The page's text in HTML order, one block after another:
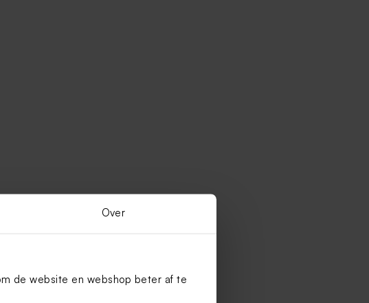
Over
de website en webshop beter af te